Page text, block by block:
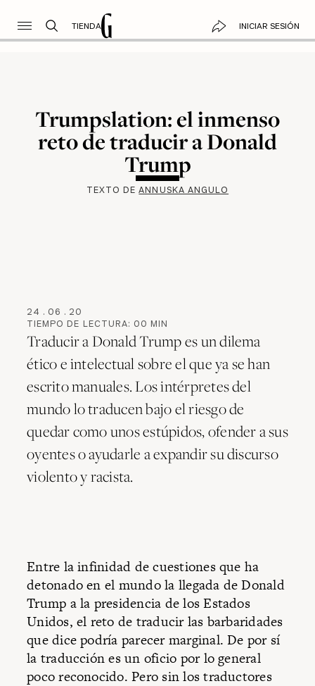
TIENDA INICIAR SESIÓN
Trumpslation: el inmenso
reto de traducir a Donald
Trump
TEXTO DEANNUSKA ANGULO
24 . 06 . 20
TIEMPO DE LECTURA: 00 MIN
Traducir a Donald Trump es un dilema
ético e intelectual sobre el que ya se han
escrito manuales. Los intérpretes del
mundo lo traducen bajo el riesgo de
quedar como unos estúpidos, ofender a sus
oyentes o ayudarle a expandir su discurso
violento y racista.
Entre la infinidad de cuestiones que ha
detonado en el mundo la llegada de Donald
Trump a la presidencia de los Estados
Unidos, el reto de traducir las barbaridades
que dice podría parecer marginal. De por sí
la traducción es un oficio por lo general
poco reconocido. Pero sin los traductores